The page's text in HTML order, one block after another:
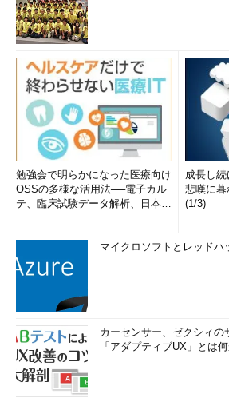
勉強会で明らかになった医療向け
OSSの多様な活用法──電子カル
テ、臨床試験データ解析、日本語
成長し
悲嘆に
(1/3)
マイクロソフトとレッドハ
カーセンサー、ゼクシィの
「アダプティブUX」とは